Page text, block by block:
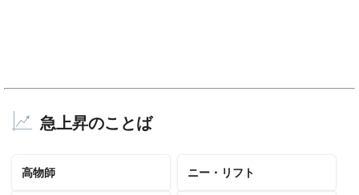
急上昇のことば
高物師 ニー・リフト